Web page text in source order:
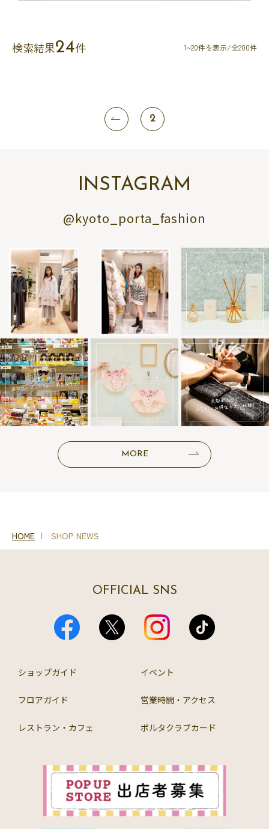
検索結果24件 1~20件を表示/全200件
2
INSTAGRAM
@kyoto_porta_fashion
MORE
HOME SHOP NEWS
OFFICIAL SNS
ショップガイド イベント
フロアガイド 営業時間・アクセス
レストラン・カフェ ポルタクラブカード